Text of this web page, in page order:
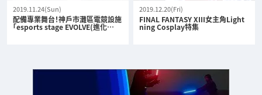
2019.11.24(Sun)
配備專業舞台！神戶市灘區電競設施
「esports stage EVOLVE(進化…
2019.12.20(Fri)
FINAL FANTASY XIII女主角Light
ning Cosplay特集